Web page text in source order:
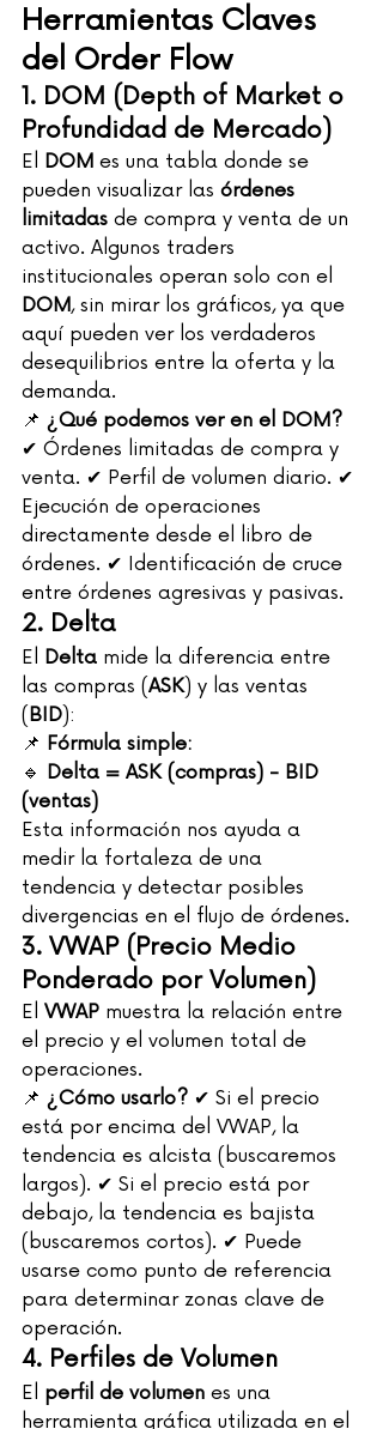
Herramientas Claves
del Order Flow
1. DOM (Depth of Market o
Profundidad de Mercado)
El DOM es una tabla donde se
pueden visualizar las órdenes
limitadas de compra y venta de un
activo. Algunos traders
institucionales operan solo con el
DOM, sin mirar los gráficos, ya que
aquí pueden ver los verdaderos
desequilibrios entre la oferta y la
demanda.
📌 ¿Qué podemos ver en el DOM?
✔ Órdenes limitadas de compra y
venta. ✔ Perfil de volumen diario. ✔
Ejecución de operaciones
directamente desde el libro de
órdenes. ✔ Identificación de cruce
entre órdenes agresivas y pasivas.
2. Delta
El Delta mide la diferencia entre
las compras (ASK) y las ventas
(BID):
📌 Fórmula simple:
🔹 Delta = ASK (compras) - BID
(ventas)
Esta información nos ayuda a
medir la fortaleza de una
tendencia y detectar posibles
divergencias en el flujo de órdenes.
3. VWAP (Precio Medio
Ponderado por Volumen)
El VWAP muestra la relación entre
el precio y el volumen total de
operaciones.
📌 ¿Cómo usarlo? ✔ Si el precio
está por encima del VWAP, la
tendencia es alcista (buscaremos
largos). ✔ Si el precio está por
debajo, la tendencia es bajista
(buscaremos cortos). ✔ Puede
usarse como punto de referencia
para determinar zonas clave de
operación.
4. Perfiles de Volumen
El perfil de volumen es una
herramienta gráfica utilizada en el